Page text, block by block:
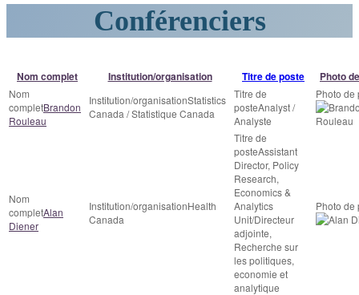
Conférenciers
Nom complet Institution/organisation Titre de poste Photo
Brandon
Rouleau
Statistics
Canada / Statistique Canada
Analyst /
Analyste
Alan
Diener
Health
Canada
Assistant
Director, Policy
Research,
Economics &
Analytics
Unit/Directeur
adjointe,
Recherche sur
les politiques,
economie et
analytique